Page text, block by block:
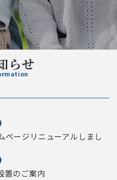
らせ
ージリニューアルしまし
のご案内